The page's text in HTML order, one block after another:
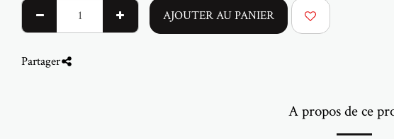
AJOUTER AU PANIER
Partager
A propos de ce